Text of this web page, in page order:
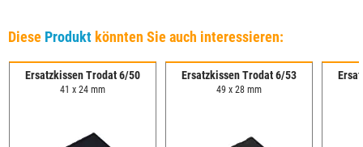
Diese Produkt könnten Sie auch interessieren:
Ersatzkissen Trodat 6/50
41 x 24 mm
Ersatzkissen Trodat 6/53
49 x 28 mm